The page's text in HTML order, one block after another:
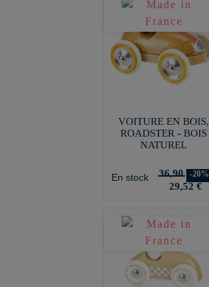
VOITURE EN BOIS,
ROADSTER - BOIS
NATUREL
En stock 36,90 -20%
29,52 €